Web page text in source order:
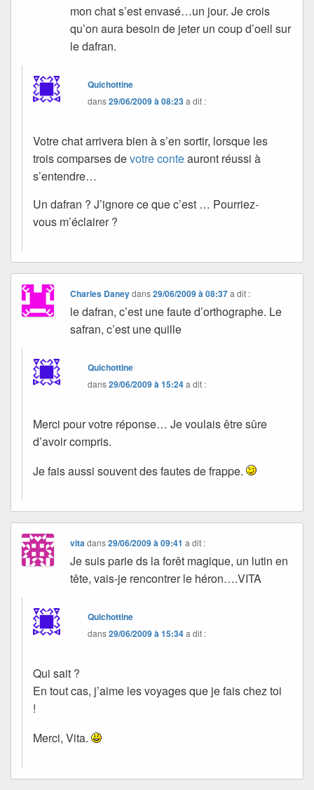
mon chat s’est envasé…un jour. Je crois
qu’on aura besoin de jeter un coup d’oeil sur
le dafran.
Quichottine
dans29/06/2009 à 08:23a dit :
Votre chat arrivera bien à s’en sortir, lorsque les
trois comparses devotre conteauront réussi à
s’entendre…
Un dafran ? J’ignore ce que c’est … Pourriez-
vous m’éclairer ?
Charles Daneydans29/06/2009 à 08:37 a dit :
le dafran, c’est une faute d’orthographe. Le
safran, c’est une quille
Quichottine
dans29/06/2009 à 15:24a dit :
Merci pour votre réponse… Je voulais être sûre
d’avoir compris.
Je fais aussi souvent des fautes de frappe.
vitadans29/06/2009 à 09:41 a dit :
Je suis parie ds la forêt magique, un lutin en
tête, vais-je rencontrer le héron….VITA
Quichottine
dans29/06/2009 à 15:34a dit :
Qui sait ?
En tout cas, j’aime les voyages que je fais chez toi
!
Merci, Vita.